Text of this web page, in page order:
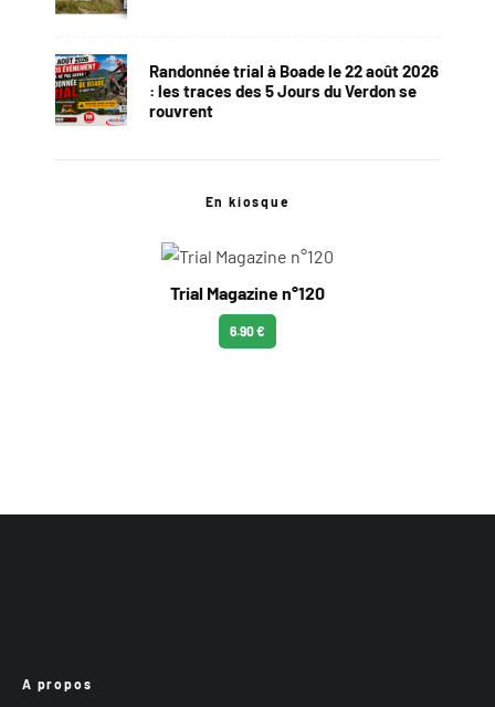
Randonnée trial à Boade le 22 août 2026
: les traces des 5 Jours du Verdon se
rouvrent
En kiosque
Trial Magazine n°120
6.90 €
A propos